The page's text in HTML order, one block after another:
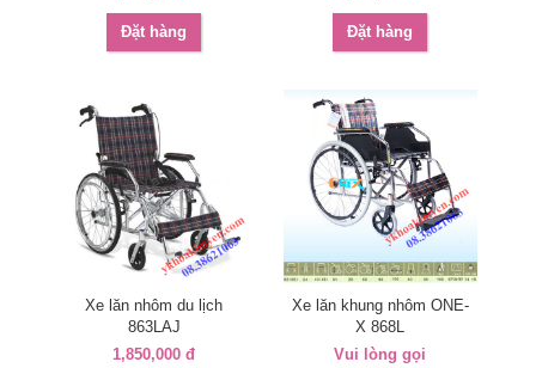
Đặt hàng Đặt hàng
Xe lăn nhôm du lịch
863LAJ
1,850,000 đ
Xe lăn khung nhôm ONE-
X 868L
Vui lòng gọi